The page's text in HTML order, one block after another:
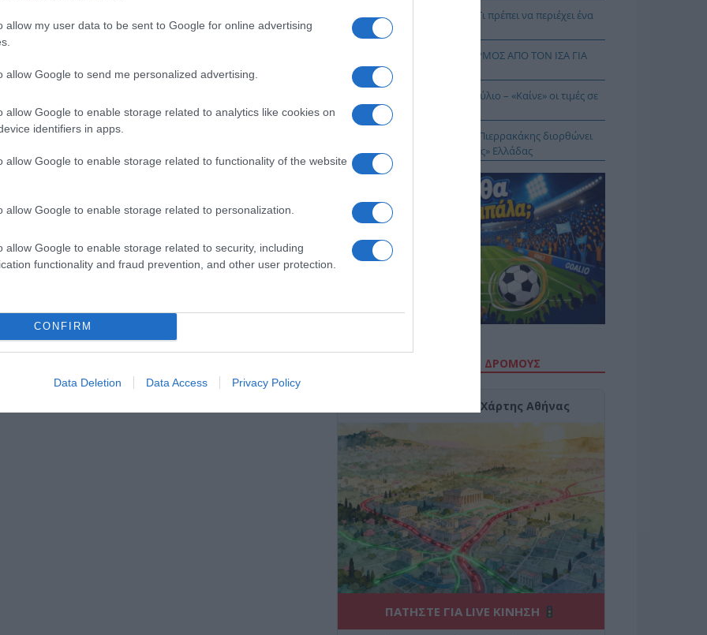
allow my user data to be sent to Google for online advertising
allow Google to send me personalized advertising.
allow Google to enable storage related to analytics like cookies on
identifiers in apps.
allow Google to enable storage related to functionality of the website
allow Google to enable storage related to personalization.
allow Google to enable storage related to security, including
functionality and fraud prevention, and other user protection.
CONFIRM
Data Deletion Data Access Privacy Policy
αναφορά σε βάρος του πρύτανη, του α­ντιπρύτανη
ενώ συγχρόνως έχει υποβληθεί στο υπουργείο
ωστόσο, είναι το πώς έχουν επιλέξει στο ΕΑΠ να
απονεμήθηκε με νόμο. Για να υπηρετήσουν ακαδημαϊκές
αντιπαραθέσεις και εμμονές που δεν αρμόζουν σε
Ελληνικός Ερυθρός Σταυρός: Τι πρέπει να περιέχει ένα
φαρμακείο διακοπών
ΙΟΣ ΔΥΤΙΚΟΥ ΝΕΙΛΟΥ: ΣΥΝΑΓΕΡΜΟΣ ΑΠΟ ΤΟΝ ΙΣΑ ΓΙΑ
ΤΗΝ ΑΤΤΙΚΗ
Πληθωρισμός: Στο 3,4% τον Ιούλιο – «Καίνε» οι τιμές σε
στέγη και καύσιμα
Το… Δικαίωμα στη Σιωπή…: Ο Πιερρακάκης διορθώνει
την εικόνα μιας «διεφθαρμένης» Ελλάδας
ΔΕΙΤΕ ΤΗΝ ΚΙΝΗΣΗ ΣΤΟΥΣ ΔΡΌΜΟΥΣ
Κίνηση Τώρα: Live Χάρτης Αθήνας
ΠΑΤΗΣΤΕ ΓΙΑ LIVE ΚΙΝΗΣΗ